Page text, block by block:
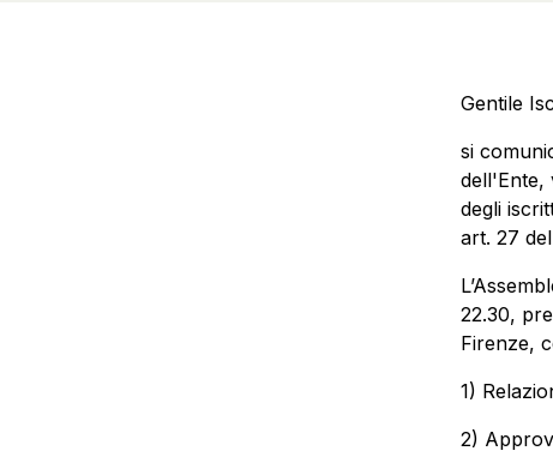
Gentile
si
dell'Ente,
degli
art. 27
22.30,
Firenze,
1)
2)